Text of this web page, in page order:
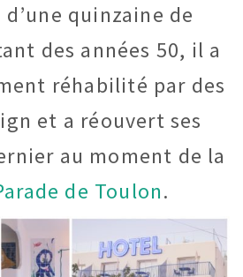
quinzaine de
des années 50, il a
réhabilité par des
et a réouvert ses
au moment de la
de Toulon.